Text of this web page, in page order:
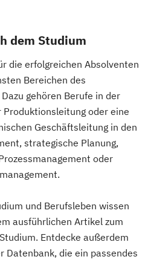
für
Informatik
Künstliche
Logistik
Mechatronik
Medizintechnik
(IHK)
kompakt
kompakt
kompakt
und Mediation
Medienpädagog*in
dem Studium
die erfolgreichen Absolventen
Bereichen des
gehören Berufe in der
oder eine
Geschäftsleitung in den
strategische Planung,
oder
und Berufsleben wissen
ausführlichen Artikel zum
Entdecke außerdem
Datenbank, die ein passendes